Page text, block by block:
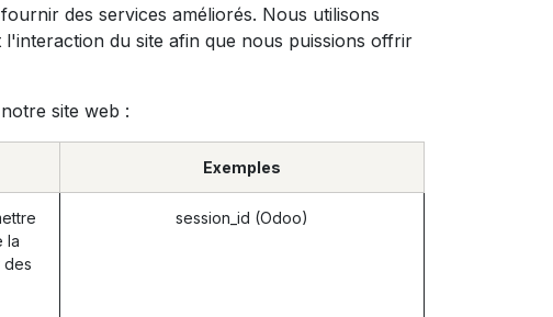
des services améliorés. Nous utilisons
du site afin que nous puissions offrir
site web :
Exemples
la
des
session_id (Odoo)